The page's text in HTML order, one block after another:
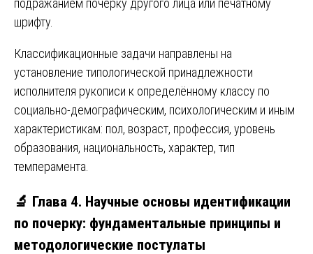
подражанием почерку другого лица или печатному
шрифту.
Классификационные задачи направлены на
установление типологической принадлежности
исполнителя рукописи к определённому классу по
социально-демографическим, психологическим и иным
характеристикам: пол, возраст, профессия, уровень
образования, национальность, характер, тип
темперамента.
🔬 Глава 4. Научные основы идентификации
по почерку: фундаментальные принципы и
методологические постулаты